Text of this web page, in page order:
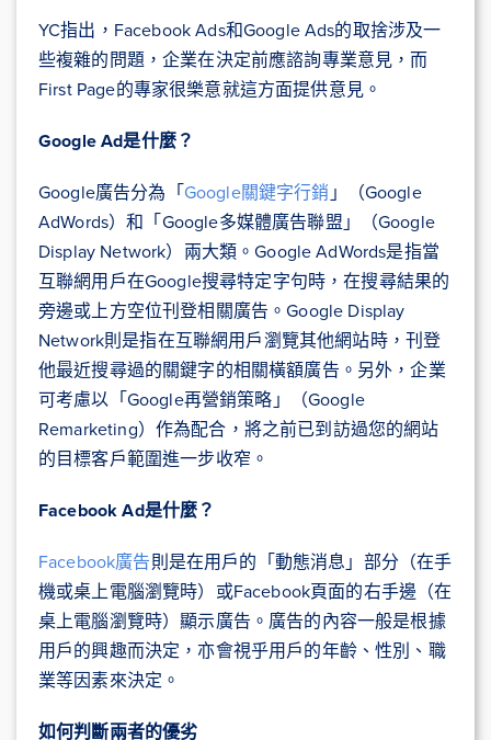
YC指出，Facebook Ads和Google Ads的取捨涉及一
些複雜的問題，企業在決定前應諮詢專業意見，而
First Page的專家很樂意就這方面提供意見。
Google Ad是什麼？
Google廣告分為「Google關鍵字行銷 」（Google
AdWords）和「Google多媒體廣告聯盟」（Google
Display Network）兩大類。Google AdWords是指當
互聯網用戶在Google搜尋特定字句時，在搜尋結果的
旁邊或上方空位刊登相關廣告。Google Display
Network則是指在互聯網用戶瀏覽其他網站時，刊登
他最近搜尋過的關鍵字的相關橫額廣告。另外，企業
可考慮以「Google再營銷策略」（Google
Remarketing）作為配合，將之前已到訪過您的網站
的目標客戶範圍進一步收窄。
Facebook Ad是什麼？
Facebook廣告則是在用戶的「動態消息」部分（在手
機或桌上電腦瀏覽時）或Facebook頁面的右手邊（在
桌上電腦瀏覽時）顯示廣告。廣告的內容一般是根據
用戶的興趣而決定，亦會視乎用戶的年齡、性別、職
業等因素來決定。
如何判斷兩者的優劣